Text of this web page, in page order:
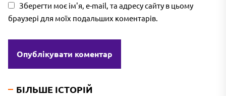
Зберегти моє ім'я, e-mail, та адресу сайту в цьому
браузері для моїх подальших коментарів.
БІЛЬШЕ ІСТОРІЙ